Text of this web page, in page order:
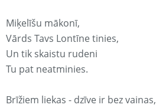
Miķelīšu mākonī,
Vārds Tavs Lontīne tinies,
Un tik skaistu rudeni
Tu pat neatminies.
Brīžiem liekas - dzīve ir bez vainas,